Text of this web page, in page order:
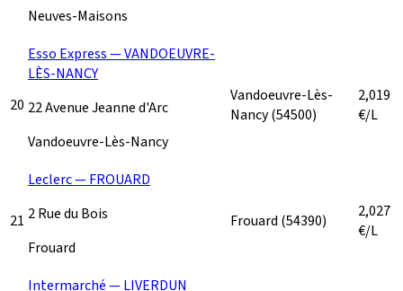
Neuves-Maisons
20
Esso Express — VANDOEUVRE-
LÈS-NANCY
22 Avenue Jeanne d'Arc
Vandoeuvre-Lès-Nancy
Vandoeuvre-Lès-
Nancy(54500)
2,019
€/L
21
Leclerc — FROUARD
2 Rue du Bois
Frouard
Frouard (54390)
2,027
€/L
Intermarché — LIVERDUN